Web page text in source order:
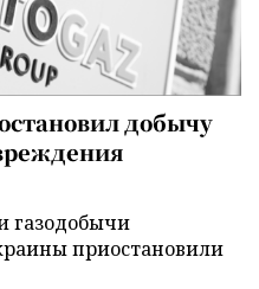
добычу
газодобычи
приостановили